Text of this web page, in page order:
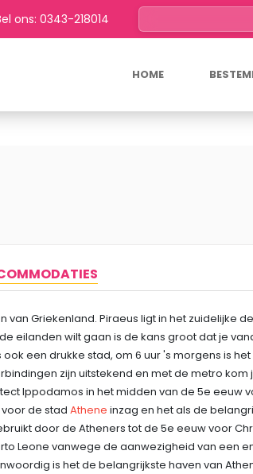
ons: 0343-218014
HOME
Griekenland. Piraeus ligt in het zuidelijke
eilanden wilt gaan is de kans groot dat je
een drukke stad, om 6 uur 's morgens is
zijn uitstekend en met de metro kom
Ippodamos in het midden van de 5e eeuw
de stad Athene inzag en het als de
door de Atheners tot de 5e eeuw voor
Leone vanwege de aanwezigheid van een
is het de belangrijkste haven van